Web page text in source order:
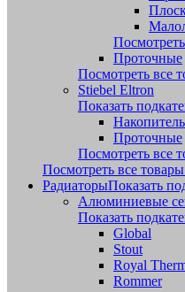
Проточные
Посмотреть все
Stiebel Eltron
Показать
Проточные
Посмотреть все
Посмотреть все товары
РадиаторыПоказать
Алюминиевые
Показать
Global
Stout
Royal
Rommer